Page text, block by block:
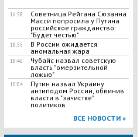
16:58
Советница Рейгана Сюзанна
Масси попросила у Путина
российское гражданство:
"Будет честью"
18:55
​В России ожидается
аномальная жара
18:46
Чубайс назвал советскую
власть "омерзительной
ложью"
10:04
Путин назвал Украину
антиподом России, обвинив
власти в "зачистке"
политиков
ВСЕ НОВОСТИ »